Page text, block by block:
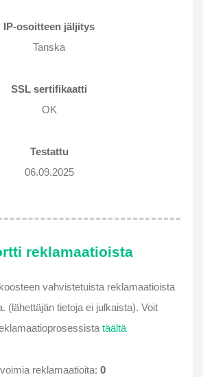
IP-osoitteen jäljitys
Tanska
SSL sertifikaatti
OK
Testattu
06.09.2025
reklamaatioista
vahvistetuista reklamaatioista
(lähettäjän tietoja ei julkaista). Voit
täältä
reklamaatioita: 0